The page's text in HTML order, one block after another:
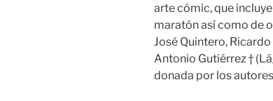
arte cómic, que
maratón así como de
José Quintero,
Antonio Gutiérrez †
donada por los